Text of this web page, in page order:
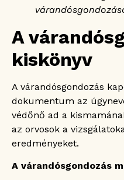
A
kiskönyv
A várandósgondozás
dokumentum az
védőnő ad a
az orvosok a
eredményeket.
A várandósgondozás